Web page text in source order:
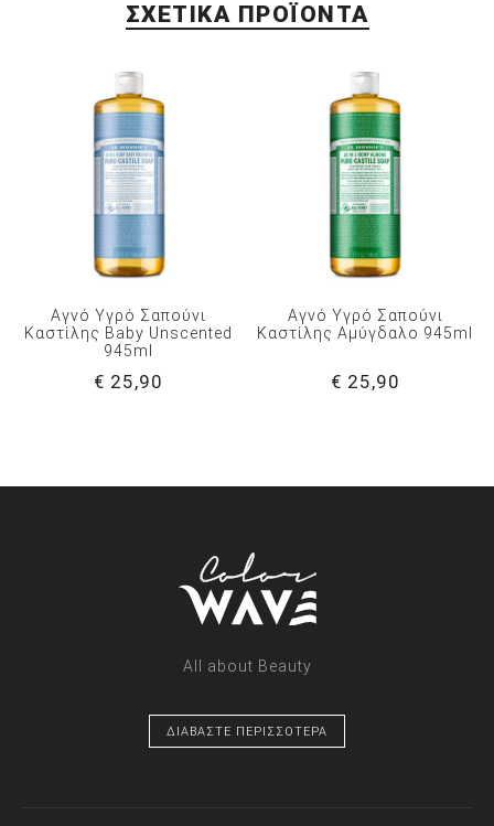
ΣΧΕΤΙΚΆ ΠΡΟΪΌΝΤΑ
Αγνό Υγρό Σαπούνι
Καστίλης Baby Unscented
945ml
€ 25,90
Αγνό Υγρό Σαπούνι
Καστίλης Αμύγδαλο 945ml
€ 25,90
All about Beauty
ΔΙΑΒΑΣΤΕ ΠΕΡΙΣΣΟΤΕΡΑ